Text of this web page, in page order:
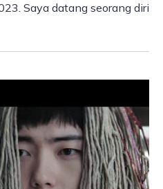
Saya datang seorang diri